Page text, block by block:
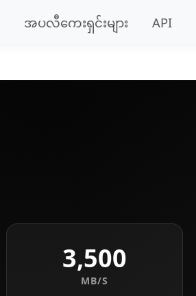
အပလီကေးရှင်းများ API
3,500
MB/S